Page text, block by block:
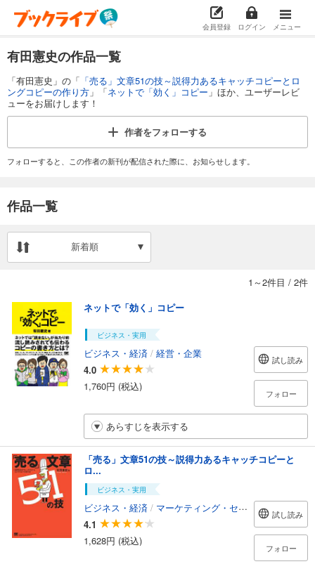
会員登録 ログイン メニュー
有田憲史の作品一覧
「有田憲史」の「 「売る」文章51の技～説得力あるキャッチコピーとロ
ングコピーの作り方 」「ネットで「効く」コピー 」ほか、ユーザーレビ
ューをお届けします！
作者をフォローする
フォローすると、この作者の新刊が配信された際に、お知らせします。
作品一覧
新着順
1～2件目 / 2件
ネットで「効く」コピー
ビジネス・実用
ビジネス・経済 / 経営・企業
4.0
1,760円 (税込)
試し読み
フォロー
あらすじを表示する
「売る」文章51の技～説得力あるキャッチコピーと
ロ...
ビジネス・実用
ビジネス・経済 / マーケティング・セールス
4.1
1,628円 (税込)
試し読み
フォロー